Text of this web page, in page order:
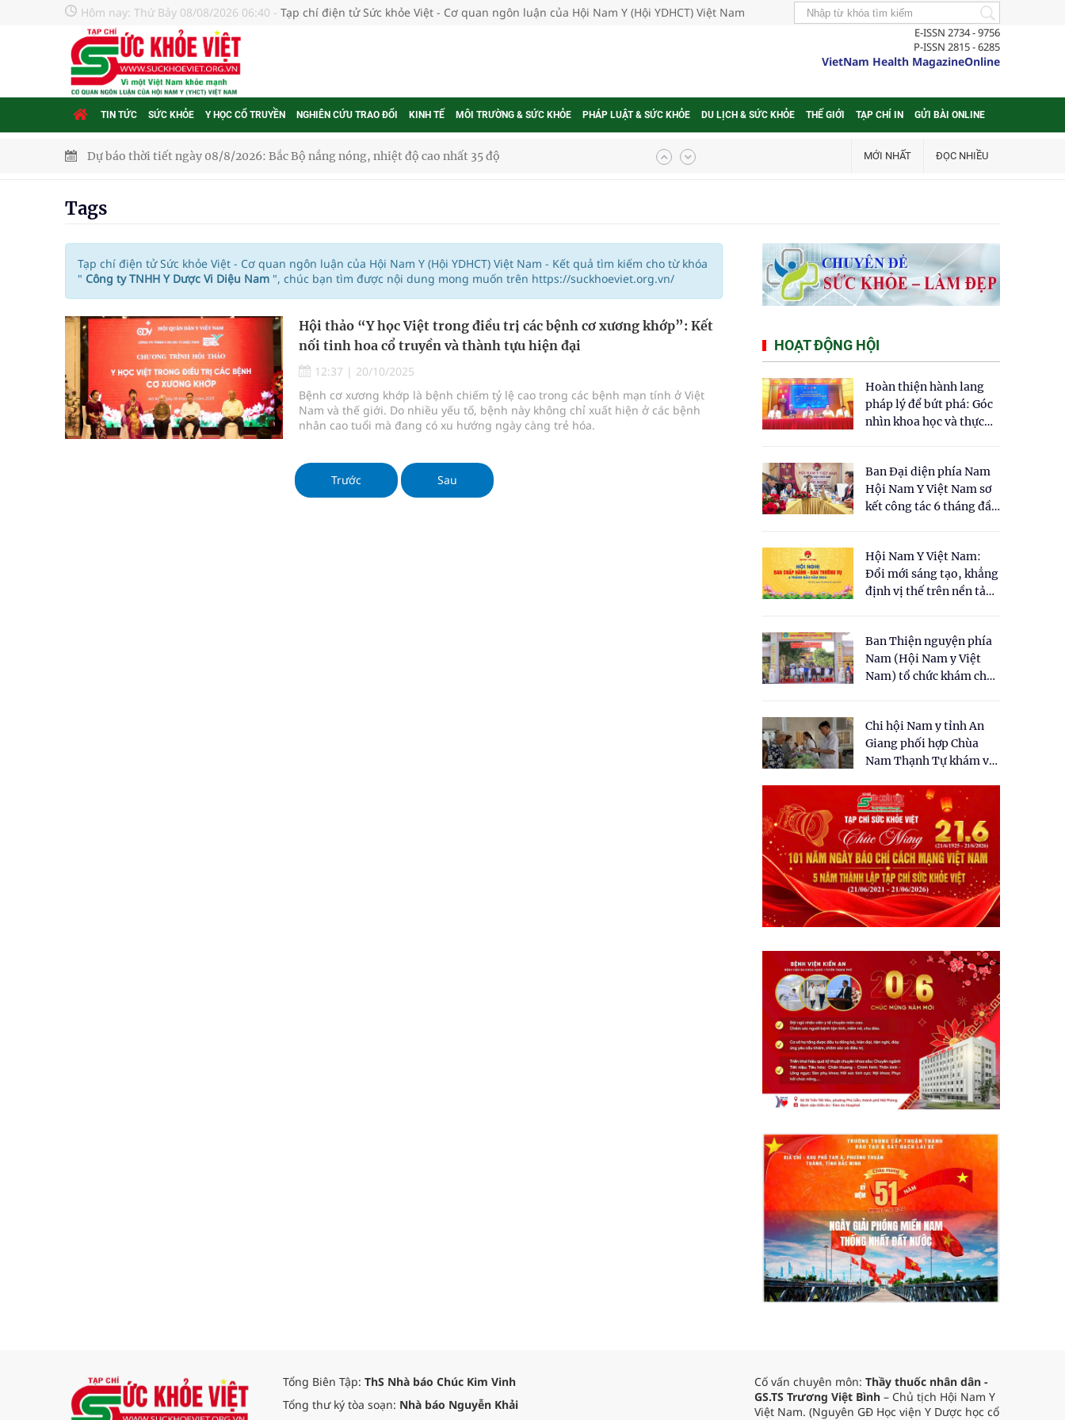
Hôm nay: Thứ Bảy 08/08/2026 06:40 - Tạp chí điện tử Sức khỏe Việt - Cơ quan ngôn luận của Hội Nam Y (Hội YDHCT) Việt Nam
E-ISSN 2734 - 9756
P-ISSN 2815 - 6285
VietNam Health MagazineOnline
TIN TỨC SỨC KHỎE Y HỌC CỔ TRUYỀN NGHIÊN CỨU TRAO ĐỔI KINH TẾ MÔI TRƯỜNG & SỨC KHỎE PHÁP LUẬT & SỨC KHỎE DU LỊCH & SỨC KHỎE THẾ GIỚI TẠP CHÍ IN GỬI BÀI ONLINE
Dự báo thời tiết ngày 08/8/2026: Bắc Bộ nắng nóng, nhiệt độ cao nhất 35 độ
Tỷ lệ tật khúc xạ ở trẻ gia tăng: Khuyến nghị của chuyên gia
Nhiều lợi thế để nâng chất lượng y tế
Vương Thành Công: Khi việc học bắt đầu từ trải nghiệm thực tế
Chấn chỉnh hoạt động kinh doanh dược liệu
Súp lơ xanh mang đến hy vọng mới trong phòng ngừa ung thư
Tác Dụng Chống Kết Tập Tiểu Cầu Và Chống Đông Máu Của Các Loài Nhân Sâm (Panax Spp.): Tổng
Quan Bằng Chứng Dược Lý Và Cơ Chế Phân Tử
MỚI NHẤT ĐỌC NHIỀU
Tags
Tạp chí điện tử Sức khỏe Việt - Cơ quan ngôn luận của Hội Nam Y (Hội YDHCT) Việt Nam - Kết quả tìm kiếm cho từ khóa
" Công ty TNHH Y Dược Vi Diệu Nam ", chúc bạn tìm được nội dung mong muốn trên https://suckhoeviet.org.vn/
Hội thảo “Y học Việt trong điều trị các bệnh cơ xương khớp”: Kết
nối tinh hoa cổ truyền và thành tựu hiện đại
12:37 | 20/10/2025
Bệnh cơ xương khớp là bệnh chiếm tỷ lệ cao trong các bệnh mạn tính ở Việt
Nam và thế giới. Do nhiều yếu tố, bệnh này không chỉ xuất hiện ở các bệnh
nhân cao tuổi mà đang có xu hướng ngày càng trẻ hóa.
Trước Sau
HOẠT ĐỘNG HỘI
Hoàn thiện hành lang
pháp lý để bứt phá: Góc
nhìn khoa học và thực
cho Luật Y dược cổ
truyền Việt Nam"
Ban Đại diện phía Nam
Hội Nam Y Việt Nam sơ
kết công tác 6 tháng đầu
Hội Nam Y Việt Nam:
Đổi mới sáng tạo, khẳng
định vị thế trên nền tảng
Ban Thiện nguyện phía
Nam (Hội Nam y Việt
Nam) tổ chức khám chữa
dân tại xã Tân Tập
Chi hội Nam y tỉnh An
Giang phối hợp Chùa
Nam Thạnh Tự khám và
nhân dân
Tổng Biên Tập: ThS Nhà báo Chúc Kim Vinh
Tổng thư ký tòa soạn: Nhà báo Nguyễn Khải
Cố vấn chuyên môn: Thầy thuốc nhân dân -
GS.TS Trương Việt Bình – Chủ tịch Hội Nam Y
Việt Nam. (Nguyên GĐ Học viện Y Dược học cổ